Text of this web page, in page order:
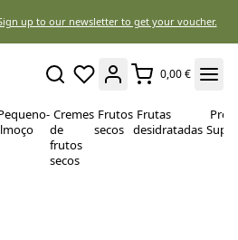
up to our newsletter to get your voucher.
0,00 €
Cremes
de
frutos
secos
Frutos
secos
Frutas
desidratadas